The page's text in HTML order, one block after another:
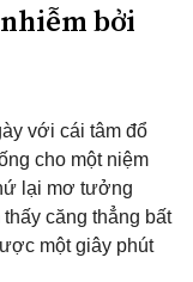
bởi
với cái tâm đổ
cho một niệm
lại mơ tưởng
căng thẳng bất
một giây phút